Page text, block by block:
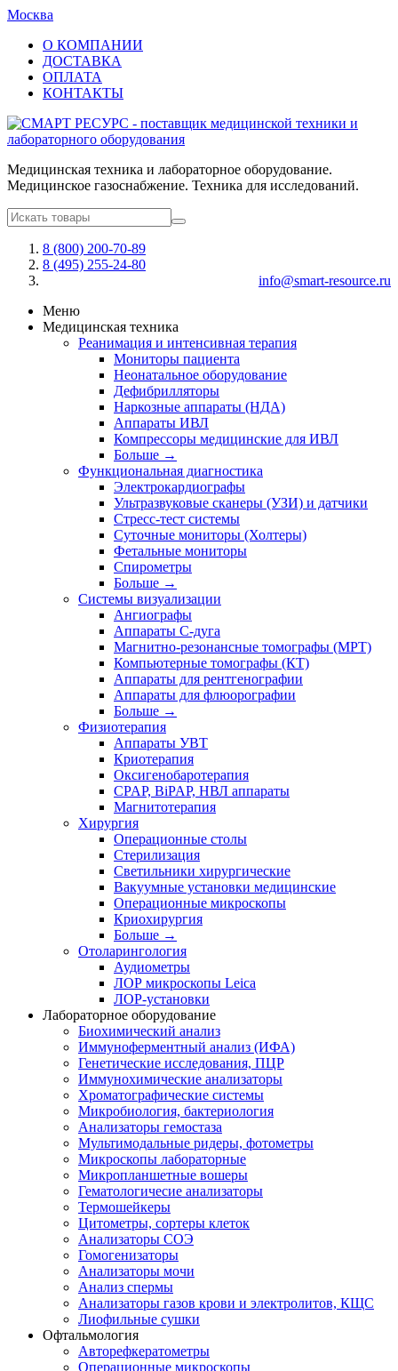
Москва
О КОМПАНИИ
ДОСТАВКА
ОПЛАТА
КОНТАКТЫ
Медицинская техника и лабораторное оборудование.
Медицинское газоснабжение. Техника для исследований.
8 (800) 200-70-89
8 (495) 255-24-80
info@smart-resource.ru
Меню
Медицинская техника
Реанимация и интенсивная терапия
Мониторы пациента
Неонатальное оборудование
Дефибрилляторы
Наркозные аппараты (НДА)
Аппараты ИВЛ
Компрессоры медицинские для ИВЛ
Больше →
Функциональная диагностика
Электрокардиографы
Ультразвуковые сканеры (УЗИ) и датчики
Стресс-тест системы
Суточные мониторы (Холтеры)
Фетальные мониторы
Спирометры
Больше →
Системы визуализации
Ангиографы
Аппараты C-дуга
Магнитно-резонансные томографы (МРТ)
Компьютерные томографы (КТ)
Аппараты для рентгенографии
Аппараты для флюорографии
Больше →
Физиотерапия
Аппараты УВТ
Криотерапия
Оксигенобаротерапия
CPAP, BiPAP, НВЛ аппараты
Магнитотерапия
Хирургия
Операционные столы
Стерилизация
Светильники хирургические
Вакуумные установки медицинские
Операционные микроскопы
Криохирургия
Больше →
Отоларингология
Аудиометры
ЛОР микроскопы Leica
ЛОР-установки
Лабораторное оборудование
Биохимический анализ
Иммуноферментный анализ (ИФА)
Генетические исследования, ПЦР
Иммунохимические анализаторы
Хроматографические системы
Микробиология, бактериология
Анализаторы гемостаза
Мультимодальные ридеры, фотометры
Микроскопы лабораторные
Микропланшетные вошеры
Гематологичесие анализаторы
Термошейкеры
Цитометры, сортеры клеток
Анализаторы СОЭ
Гомогенизаторы
Анализаторы мочи
Анализ спермы
Анализаторы газов крови и электролитов, КЩС
Лиофильные сушки
Офтальмология
Авторефкератометры
Операционные микроскопы